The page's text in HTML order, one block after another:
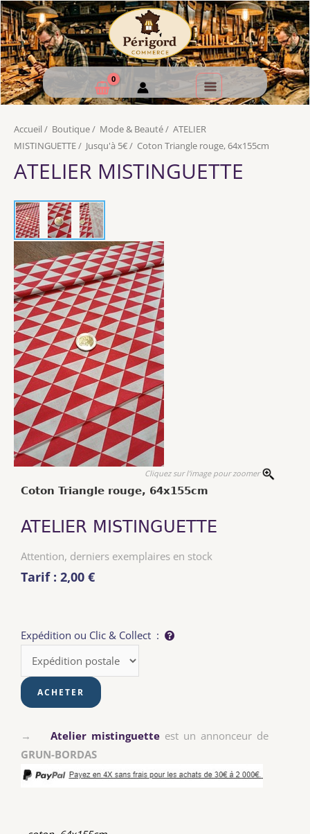
Accueil / Boutique/ Mode & Beauté/ ATELIER
MISTINGUETTE/ Jusqu'à 5€/ Coton Triangle rouge, 64x155cm
ATELIER MISTINGUETTE
Cliquez sur l'image pour zoomer
Coton Triangle rouge, 64x155cm
ATELIER MISTINGUETTE
Attention, derniers exemplaires en stock
Tarif : 2,00 €
Expédition ou Clic & Collect :
→ Atelier mistinguette est un annonceur de
GRUN-BORDAS